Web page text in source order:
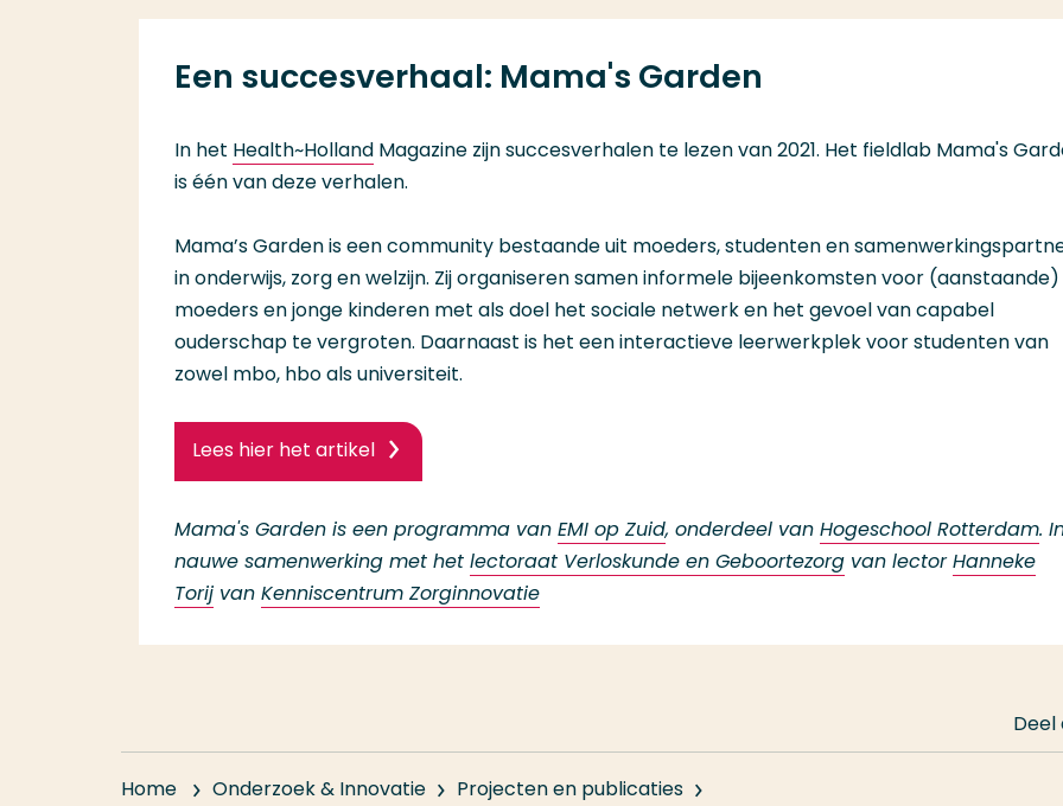
Een succesverhaal: Mama's Garden
In het Health~Holland Magazine zijn succesverhalen te lezen van 2021. Het fieldlab Mama's
is één van deze verhalen.
Mama’s Garden is een community bestaande uit moeders, studenten en
in onderwijs, zorg en welzijn. Zij organiseren samen informele bijeenkomsten voor (aanstaande)
moeders en jonge kinderen met als doel het sociale netwerk en het gevoel van capabel
ouderschap te vergroten. Daarnaast is het een interactieve leerwerkplek voor studenten van
zowel mbo, hbo als universiteit.
Lees hier het artikel
Mama's Garden is een programma van EMI op Zuid, onderdeel van Hogeschool Rotterdam.
nauwe samenwerking met het lectoraat Verloskunde en Geboortezorg van lectorHanneke
Torij van Kenniscentrum Zorginnovatie
Home Onderzoek & Innovatie Projecten en publicaties
Deel